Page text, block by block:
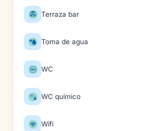
Terraza bar
Toma de agua
WC
WC químico
Wifi